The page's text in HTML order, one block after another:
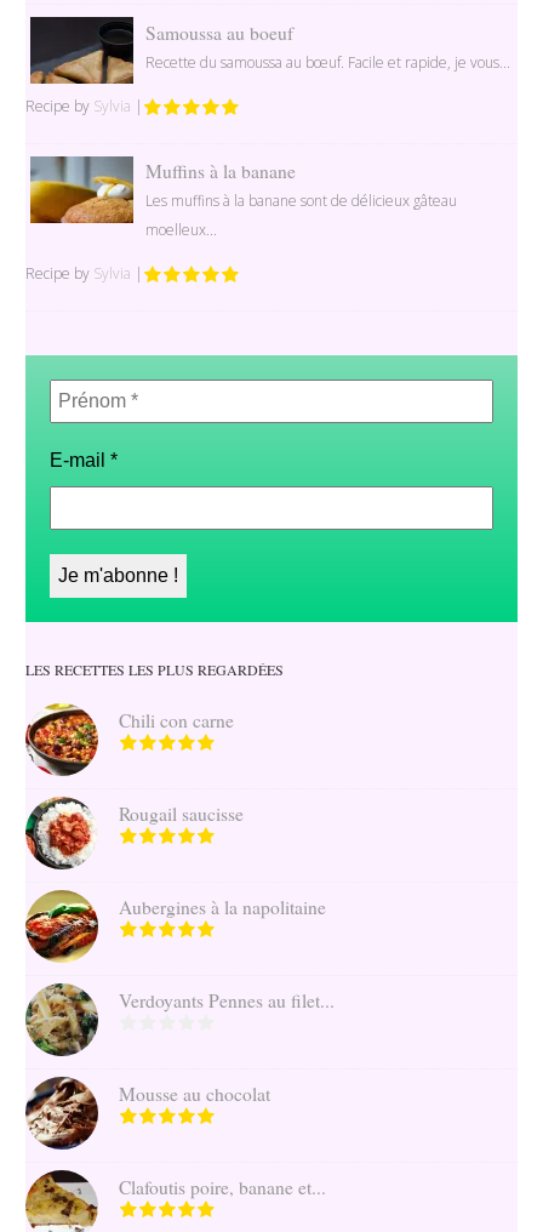
Samoussa au boeuf
Recette du samoussa au bœuf. Facile et rapide, je vous...
Recipe by Sylvia |
Muffins à la banane
Les muffins à la banane sont de délicieux gâteau
moelleux...
Recipe by Sylvia |
E-mail*
LES RECETTES LES PLUS REGARDÉES
Chili con carne
Rougail saucisse
Aubergines à la napolitaine
Verdoyants Pennes au filet...
Mousse au chocolat
Clafoutis poire, banane et...